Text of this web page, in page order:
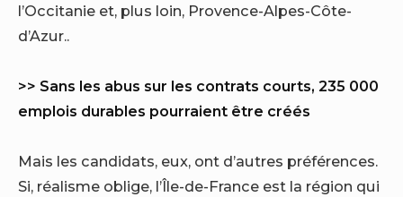
l’Occitanie et, plus loin, Provence-Alpes-Côte-
d’Azur..
>> Sans les abus sur les contrats courts, 235 000
emplois durables pourraient être créés
Mais les candidats, eux, ont d’autres préférences.
Si, réalisme oblige, l’Île-de-France est la région qui